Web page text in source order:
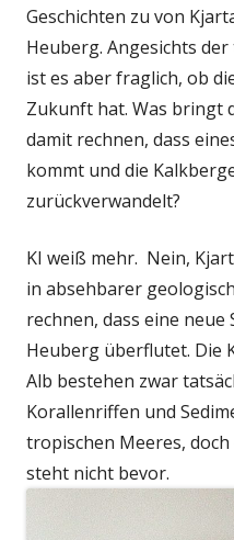
Geschichten zu von
Heuberg. Angesichts
ist es aber fraglich, ob
Zukunft hat. Was bringt
damit rechnen, dass
kommt und die
zurückverwandelt?
KI weiß mehr. Nein,
in absehbarer
rechnen, dass eine neue
Heuberg überflutet. Die
Alb bestehen zwar
Korallenriffen und
tropischen Meeres,
steht nicht bevor.